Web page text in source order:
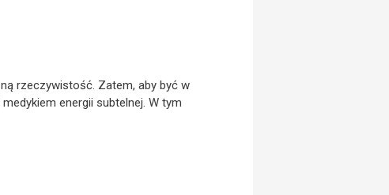
rzeczywistość. Zatem, aby być w
energii subtelnej. W tym